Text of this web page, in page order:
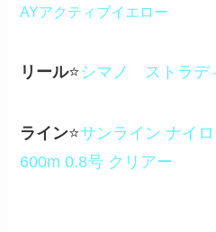
AYアクティブイエロー
リール⭐️シマノ ストラデ
ライン⭐️サンライン ナイ
600m 0.8号 クリアー